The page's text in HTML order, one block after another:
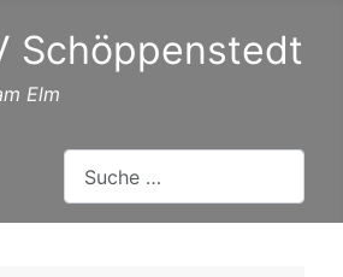
Schöppenstedt
Elm